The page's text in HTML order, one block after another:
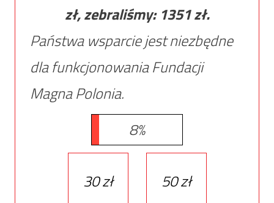
zł, zebraliśmy: 1351zł.
Państwa wsparcie jest niezbędne
dla funkcjonowania Fundacji
Magna Polonia.
8%
30 zł 50 zł